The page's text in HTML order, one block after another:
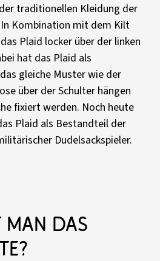
traditionellen Kleidung der
Kombination mit dem Kilt
Plaid locker über der linken
hat das Plaid als
gleiche Muster wie der
über der Schulter hängen
fixiert werden. Noch heute
Plaid als Bestandteil der
Dudelsackspieler.
das